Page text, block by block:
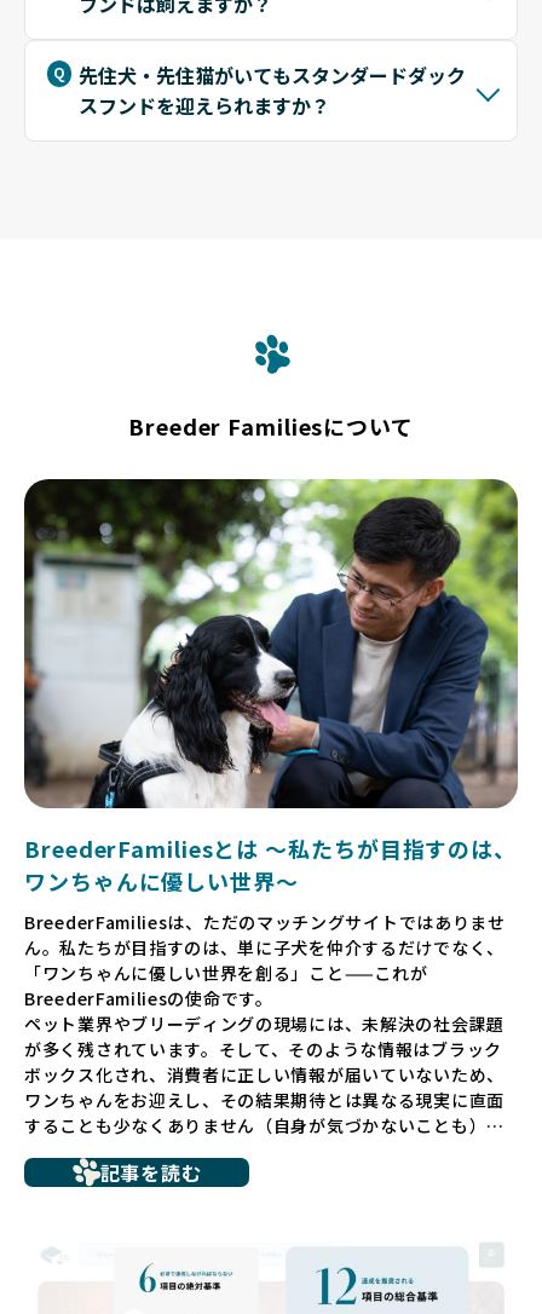
先住犬・先住猫がいてもスタンダードダック
スフンドを迎えられますか？
Breeder Familiesについて
BreederFamiliesとは 〜私たちが目指すのは、
ワンちゃんに優しい世界〜
BreederFamiliesは、ただのマッチングサイトではありませ
ん。私たちが目指すのは、単に子犬を仲介するだけでなく、
「ワンちゃんに優しい世界を創る」こと——これが
BreederFamiliesの使命です。
ペット業界やブリーディングの現場には、未解決の社会課題
が多く残されています。そして、そのような情報はブラック
ボックス化され、消費者に正しい情報が届いていないため、
ワンちゃんをお迎えし、その結果期待とは異なる現実に直面
することも少なくありません（自身が気づかないことも）。
ち、健康面や社会性に問題を抱えていたり、またブリーダー
いるというケースもあります。こうした問題は、消費者にと
っても大きな負担であり、ワンちゃん自身にとっても非常に
記事を読む